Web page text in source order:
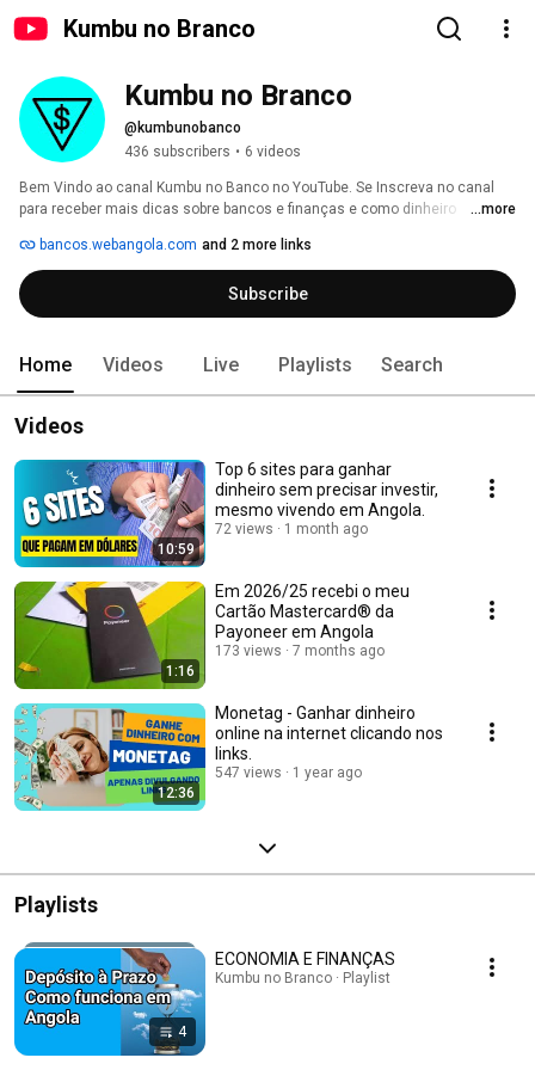
Kumbu no Branco
Kumbu no Branco
@kumbunobanco
436 subscribers • 6 videos
Bem Vindo ao canal Kumbu no Banco no YouTube. Se Inscreva no canal
para receber mais dicas sobre bancos e finanças e como dinheiro
...more
bancos.webangola.com and 2 more links
Subscribe
Home Videos Live Playlists Search
Videos
10:59
Top 6 sites para ganhar
dinheiro sem precisar investir,
mesmo vivendo em Angola.
72 views 1 month ago
1:16
Em 2026/25 recebi o meu
Cartão Mastercard® da
Payoneer em Angola
173 views 7 months ago
12:36
Monetag - Ganhar dinheiro
online na internet clicando nos
links.
547 views 1 year ago
Playlists
4
ECONOMIA E FINANÇAS
Kumbu no Branco · Playlist